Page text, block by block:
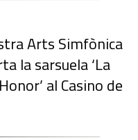
Arts Simfònica
la sarsuela ‘La
al Casino de